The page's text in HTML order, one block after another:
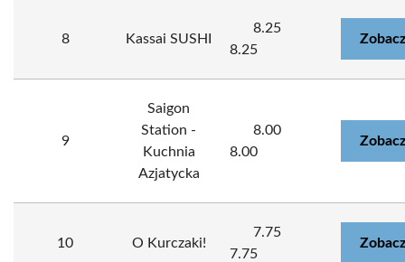
8 Kassai SUSHI
8.25
8.25
9
Saigon
Station -
Kuchnia
Azjatycka
8.00
8.00
10 O Kurczaki!
7.75
7.75